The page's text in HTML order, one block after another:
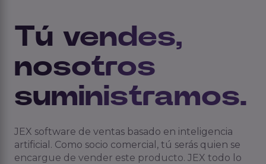
Tú vendes,
nosotros
suministramos.
JEX software de ventas basado en inteligencia
artificial. Como socio comercial, tú serás quien se
encargue de vender este producto. JEX todo lo